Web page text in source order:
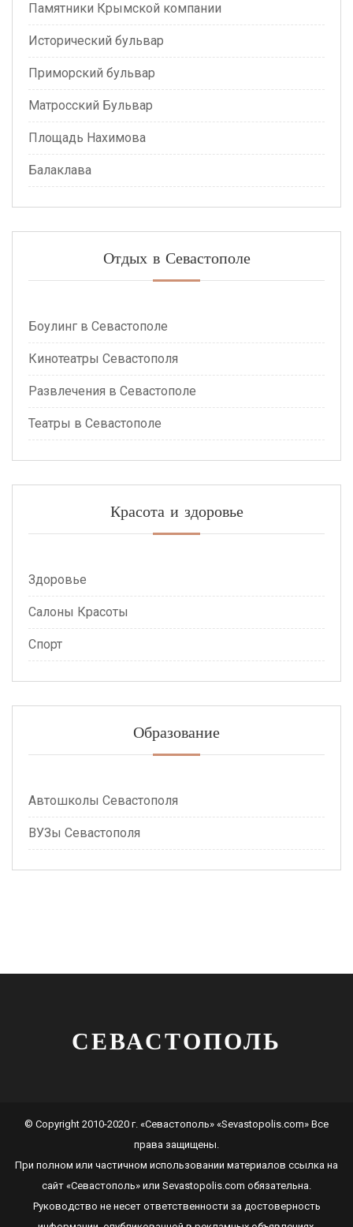
Памятники Крымской компании
Исторический бульвар
Приморский бульвар
Матросский Бульвар
Площадь Нахимова
Балаклава
Отдых в Севастополе
Боулинг в Севастополе
Кинотеатры Севастополя
Развлечения в Севастополе
Театры в Севастополе
Красота и здоровье
Здоровье
Салоны Красоты
Спорт
Образование
Автошколы Севастополя
ВУЗы Севастополя
СЕВАСТОПОЛЬ
© Copyright 2010-2020 г. «Севастополь» «Sevastopolis.com» Все
права защищены.
При полном или частичном использовании материалов ссылка на
сайт «Севастополь» или Sevastopolis.com обязательна.
Руководство не несет ответственности за достоверность